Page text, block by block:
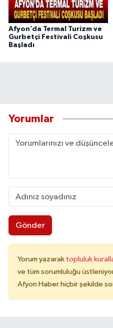
Afyon’da Termal Turizm ve
Gurbetçi Festivali Coşkusu
Başladı
Yorumlar
Gönder
Yorum yazarak topluluk
ve tüm sorumluluğu
Afyon Haber hiçbir şekilde